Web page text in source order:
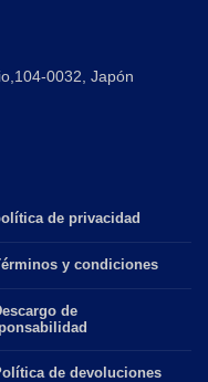
0032, Japón
de privacidad
y condiciones
de
de devoluciones